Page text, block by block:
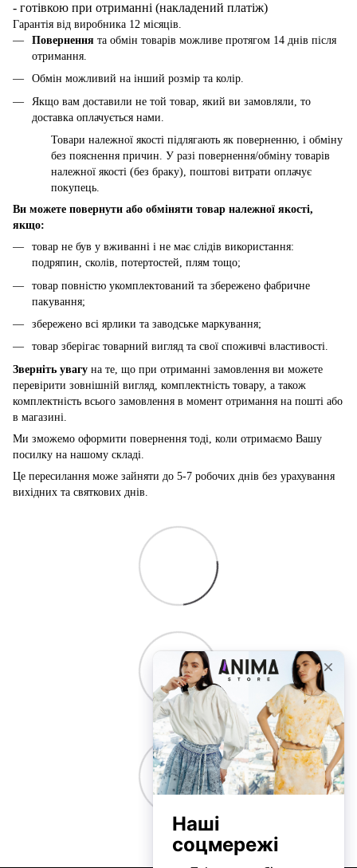
- готівкою при отриманні (накладений платіж)
Гарантія від виробника 12 місяців.
Повернення та обмін товарів можливе протягом 14 днів після
отримання.
Обмін можливий на інший розмір та колір.
Якщо вам доставили не той товар, який ви замовляли, то
доставка оплачується нами.
Товари належної якості підлягають як поверненню, і обміну
без пояснення причин. У разі повернення/обміну товарів
належної якості (без браку), поштові витрати оплачує
покупець.
Ви можете повернути або обміняти товар належної якості,
якщо:
товар не був у вживанні і не має слідів використання:
подряпин, сколів, потертостей, плям тощо;
товар повністю укомплектований та збережено фабричне
пакування;
збережено всі ярлики та заводське маркування;
товар зберігає товарний вигляд та свої споживчі властивості.
Зверніть увагу на те, що при отриманні замовлення ви можете
перевірити зовнішній вигляд, комплектність товару, а також
комплектність всього замовлення в момент отримання на пошті або
в магазині.
Ми зможемо оформити повернення тоді, коли отримаємо Вашу
посилку на нашому складі.
Це пересилання може зайняти до 5-7 робочих днів без урахування
вихідних та святкових днів.